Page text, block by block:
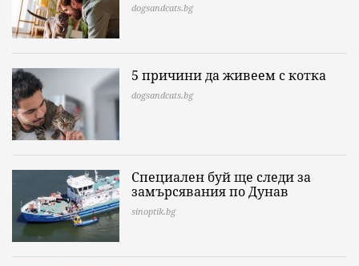
dogsandcats.bg
5 причини да живеем с котка
dogsandcats.bg
Специален буй ще следи за
замърсявания по Дунав
sinoptik.bg